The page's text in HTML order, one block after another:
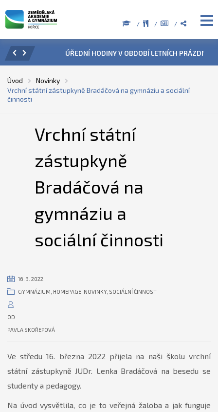
ÚŘEDNÍ HODINY V OBDOBÍ LETNÍCH PRÁZDNIN
Úvod
Novinky
Vrchní státní zástupkyně Bradáčová na gymnáziu a sociální
činnosti
Vrchní státní
zástupkyně
Bradáčová na
gymnáziu a
sociální činnosti
16. 3. 2022
GYMNÁZIUM HOMEPAGE NOVINKY, SOCIÁLNÍ ČINNOST
OD
PAVLA SKOŘEPOVÁ
Ve středu 16. března 2022 přijela na naši školu vrchní
státní zástupkyně JUDr. Lenka Bradáčová na besedu se
studenty a pedagogy.
Na úvod vysvětlila, co je to veřejná žaloba a jak funguje